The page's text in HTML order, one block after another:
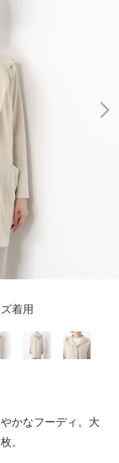
着用
かなフーディ。大
。